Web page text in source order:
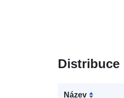
Distribuce
Název